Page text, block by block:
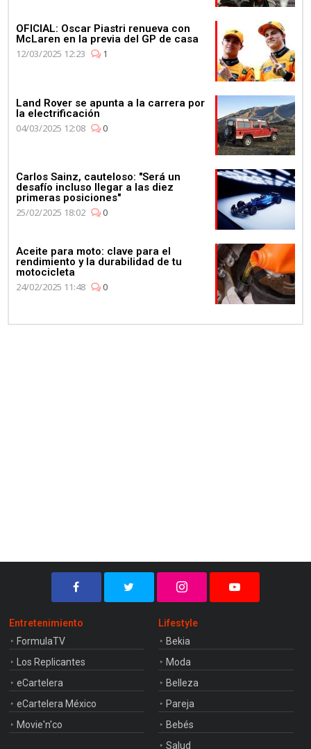
OFICIAL: Oscar Piastri renueva con
McLaren en la previa del GP de casa
12/03/2025 12:23
1
Land Rover se apunta a la carrera por
la electrificación
04/03/2025 12:08
0
Carlos Sainz, cauteloso: "Será un
desafío incluso llegar a las diez
primeras posiciones"
25/02/2025 18:02
0
Aceite para moto: clave para el
rendimiento y la durabilidad de tu
motocicleta
24/02/2025 11:48
0
Entretenimiento
FormulaTV
Los Replicantes
eCartelera
eCartelera México
Movie'n'co
Lifestyle
Bekia
Moda
Belleza
Pareja
Bebés
Salud